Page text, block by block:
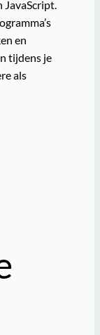
JavaScript.
en
tijdens je
als